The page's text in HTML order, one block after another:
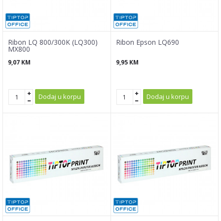
Ribon LQ 800/300K (LQ300)
MX800
9,07 KM
Dodaj u korpu
Ribon Epson LQ690
9,95 KM
Dodaj u korpu